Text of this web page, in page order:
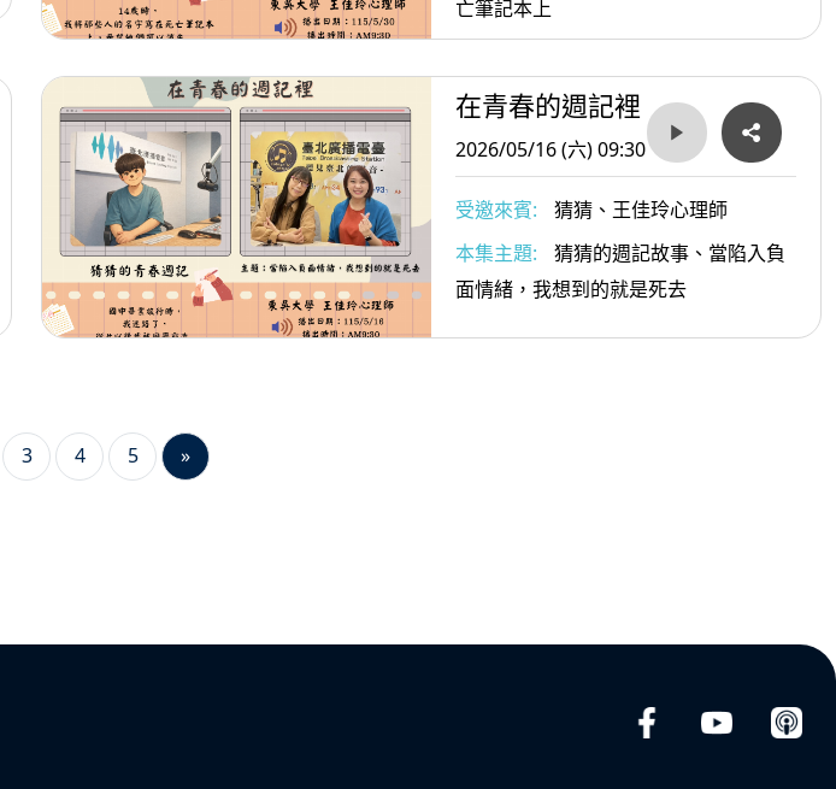
亡筆記本上
在青春的週記裡
2026/05/16 (六) 09:30
受邀來賓:
猜猜、王佳玲心理師
本集主題:
猜猜的週記故事、當陷入負
面情緒，我想到的就是死去
3 4 5 »